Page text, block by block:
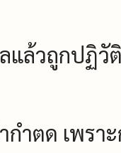
แล้วถูกปฏิ
ำตด เพรา